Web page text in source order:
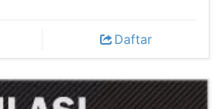
Daftar